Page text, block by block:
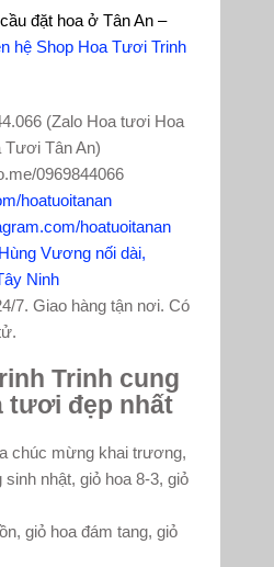
đặt hoa ở Tân An –
hệ Shop Hoa Tươi Trinh
(Zalo Hoa tươi Hoa
Tân An)
0969844066
hoatuoitanan
hoatuoitanan
Vương nối dài,
Ninh
7. Giao hàng tận nơi. Có
Trinh cung
tươi đẹp nhất
chúc mừng khai trương,
nhật, giỏ hoa 8-3, giỏ
giỏ hoa đám tang, giỏ